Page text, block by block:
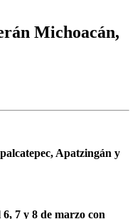
Michoacán,
Apatzingán y
7 y 8 de marzo con